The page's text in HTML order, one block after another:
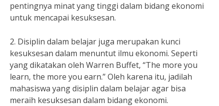
pentingnya minat yang tinggi dalam bidang ekonomi
untuk mencapai kesuksesan.
2. Disiplin dalam belajar juga merupakan kunci
kesuksesan dalam menuntut ilmu ekonomi. Seperti
yang dikatakan oleh Warren Buffet, “The more you
learn, the more you earn.” Oleh karena itu, jadilah
mahasiswa yang disiplin dalam belajar agar bisa
meraih kesuksesan dalam bidang ekonomi.